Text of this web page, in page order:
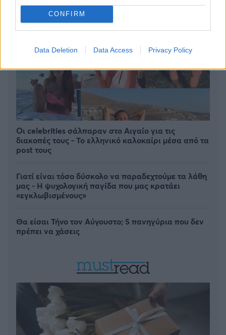
CONFIRM
Data Deletion Data Access Privacy Policy
Οι celebrities σάλπαραν στο Αιγαίο για τις
διακοπές τους - Το ελληνικό καλοκαίρι μέσα από τα
post τους
Γιατί είναι τόσο δύσκολο να παραδεχτούμε τα λάθη
μας - Η ψυχολογική παγίδα που μας κρατάει
«εγκλωβισμένους»
Θα είσαι Τήνο τον Αύγουστο; 5 πανηγύρια που δεν
πρέπει να χάσεις